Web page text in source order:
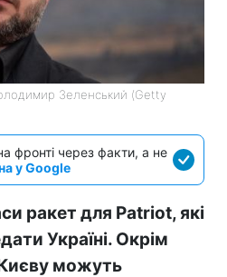
Зеленський (Getty
фронті через факти, а не
у Google
ракет для Patriot, які
Україні. Окрім
можуть